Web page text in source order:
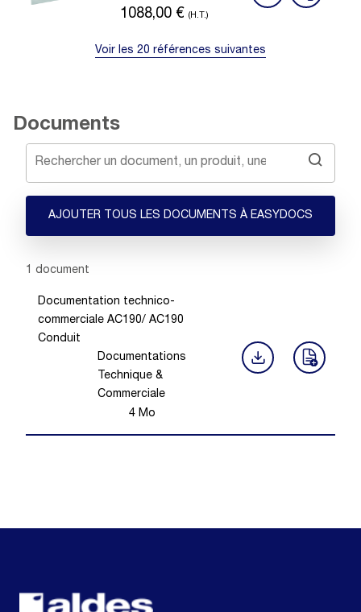
1088,00 € (H.T.)
Voir les 20 références suivantes
Documents
AJOUTER TOUS LES DOCUMENTS À EASYDOCS
Showing 1 -
1 document
Documentation technico-
commerciale AC190/ AC190
Conduit
Documentations
Technique &
Commerciale
4Mo